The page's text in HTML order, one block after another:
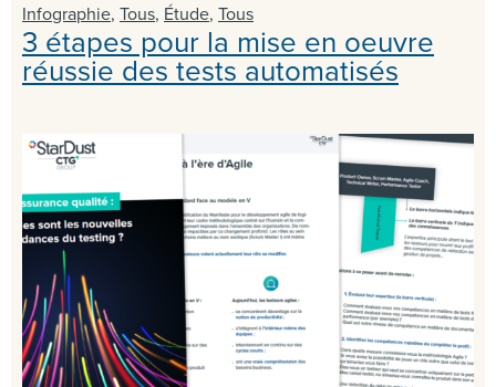
Infographie, Tous, Étude, Tous
3 étapes pour la mise en oeuvre
réussie des tests automatisés